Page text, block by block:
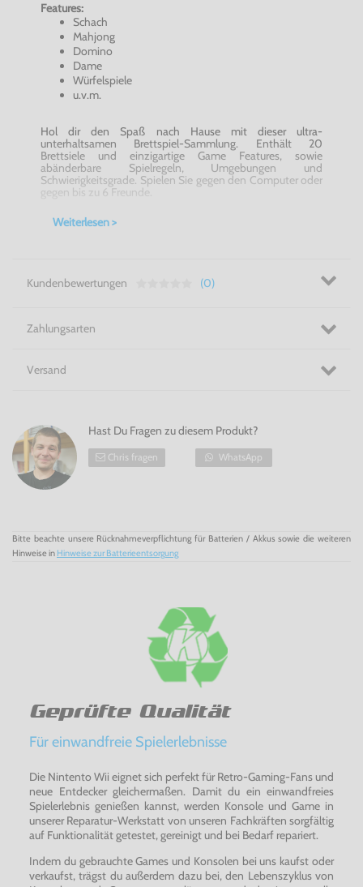
Features:
Schach
Mahjong
Domino
Dame
Würfelspiele
u.v.m.
Hol dir den Spaß nach Hause mit dieser ultra-
unterhaltsamen Brettspiel-Sammlung. Enthält 20
Brettsiele und einzigartige Game Features, sowie
abänderbare Spielregeln, Umgebungen und
Schwierigkeitsgrade. Spielen Sie gegen den Computer oder
gegen bis zu 6 Freunde.
Ultimate Board Games für die Wii! Nie wieder Spielfiguren
mit der Hand aufstellen!
Weiterlesen >
Kundenbewertungen (0)
Zahlungsarten
Versand
Hast Du Fragen zu diesem Produkt?
Chris fragen WhatsApp
Bitte beachte unsere Rücknahmeverpflichtung für Batterien / Akkus sowie die weiteren
Hinweise in Hinweise zur Batterieentsorgung
Geprüfte Qualität
Für einwandfreie Spielerlebnisse
Die Nintento Wii eignet sich perfekt für Retro-Gaming-Fans und
neue Entdecker gleichermaßen. Damit du ein einwandfreies
Spielerlebnis genießen kannst, werden Konsole und Game in
unserer Reparatur-Werkstatt von unseren Fachkräften sorgfältig
auf Funktionalität getestet, gereinigt und bei Bedarf repariert.
Indem du gebrauchte Games und Konsolen bei uns kaufst oder
verkaufst, trägst du außerdem dazu bei, den Lebenszyklus von